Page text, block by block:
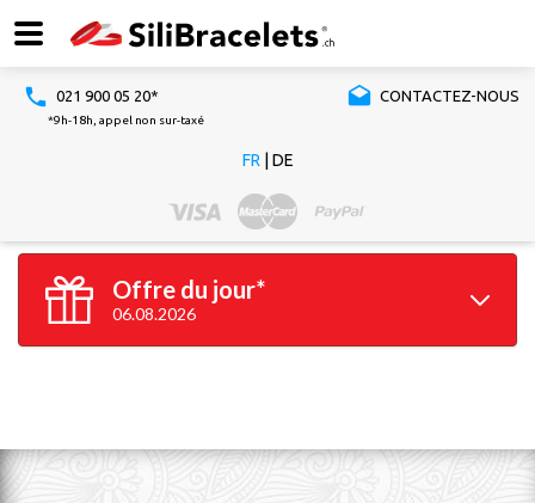
021 900 05 20* CONTACTEZ-NOUS
*9h-18h, appel non sur-taxé
FR DE
Offre du jour*
06.08.2026
100 braceletsGRATUITS*